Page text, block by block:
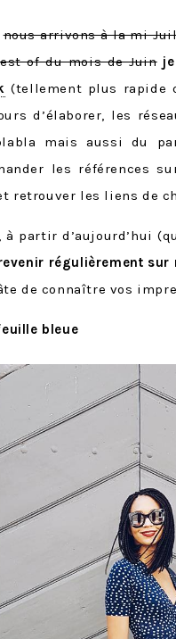
nous arrivons à la mi-
of du mois de Juinje
(tellement plus rapide
d’élaborer, les
mais aussi du
les références
retrouver les liens de
à partir d’aujourd’hui
régulièrement
de connaître vos
bleue